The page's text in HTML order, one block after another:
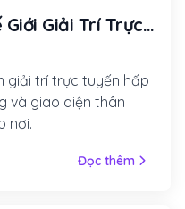
Giới Giải Trí Trực
giải trí trực tuyến hấp
và giao diện thân
nơi.
Đọc thêm